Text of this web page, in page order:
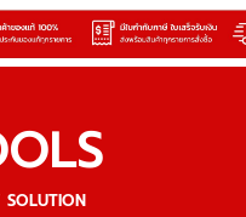
SOLUTION